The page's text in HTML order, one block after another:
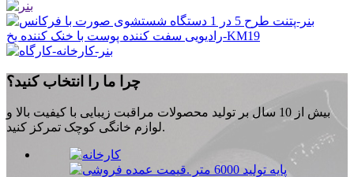
چرا ما را انتخاب کنید؟
بیش از 10 سال بر تولید محصولات مراقبت زیبایی با کیفیت بالا و
لوازم خانگی کوچک تمرکز کنید.